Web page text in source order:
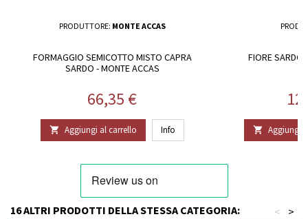
PRODUTTORE: MONTE ACCAS
FORMAGGIO SEMICOTTO MISTO CAPRA
SARDO - MONTE ACCAS
Prezzo
66,35 €
 Aggiungi al carrello Info
FIORE SARDO
 Aggiungi
16 ALTRI PRODOTTI DELLA STESSA CATEGORIA: >
<